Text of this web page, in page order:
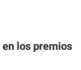
los premios